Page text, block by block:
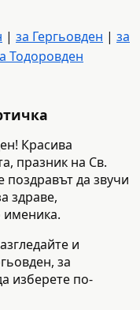
| за Гергьовден | за
Тодоровден
Красива
празник на Св.
да звучи
здраве,
именика.
и
за
изберете по-